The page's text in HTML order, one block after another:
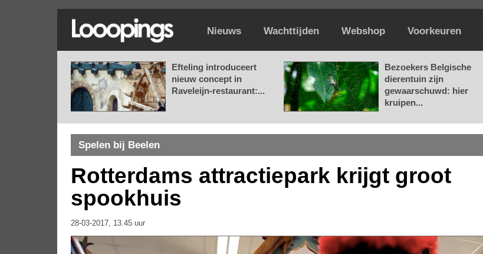
Nieuws Wachttijden Webshop Voorkeuren
Efteling introduceert
nieuw concept in
Raveleijn-restaurant:...
Bezoekers Belgische
dierentuin zijn
gewaarschuwd: hier
kruipen...
Spelen bij Beelen
Rotterdams attractiepark krijgt groot
spookhuis
28-03-2017, 13.45 uur